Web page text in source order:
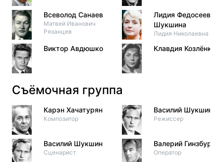
Всеволод Санаев
Матвей Иванович
Рязанцев
Виктор Авдюшко
Лидия Федосеева-
Шукшина
Лидия Николаевна
Клавдия
Съёмочная группа
Карэн Хачатурян
Композитор
Василий Шукшин
Сценарист
Василий Шукшин
Режиссер
Валерий Гинзбург
Оператор